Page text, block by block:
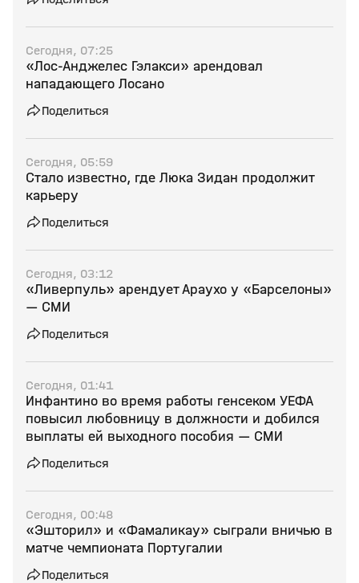
Сегодня, 07:25
«Лос‑Анджелес Гэлакси» арендовал
нападающего Лосано
Поделиться
Сегодня, 05:59
Стало известно, где Люка Зидан продолжит
карьеру
Поделиться
Сегодня, 03:12
«Ливерпуль» арендует Араухо у «Барселоны»
— СМИ
Поделиться
Сегодня, 01:41
Инфантино во время работы генсеком УЕФА
повысил любовницу в должности и добился
выплаты ей выходного пособия — СМИ
Поделиться
Сегодня, 00:48
«Эшторил» и «Фамаликау» сыграли вничью в
матче чемпионата Португалии
Поделиться